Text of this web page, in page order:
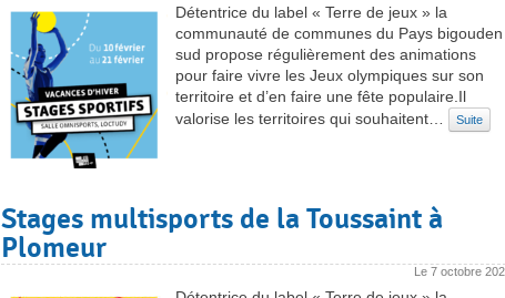
Détentrice du label « Terre de jeux » la
communauté de communes du Pays bigouden
sud propose régulièrement des animations
pour faire vivre les Jeux olympiques sur son
territoire et d’en faire une fête populaire.Il
valorise les territoires qui souhaitent…
Suite
Stages multisports de la Toussaint à
Plomeur
Le 7 octobre